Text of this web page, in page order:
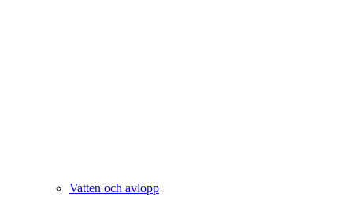
Vatten och avlopp